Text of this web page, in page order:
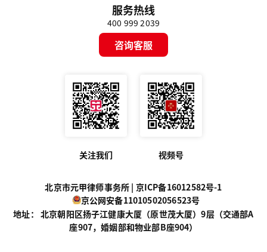
服务热线
400 999 2039
咨询客服
关注我们 视频号
北京市元甲律师事务所 | 京ICP备16012582号-1
京公网安备11010502056523号
地址： 北京朝阳区扬子江健康大厦（原世茂大厦）9层（交通部A
座907，婚姻部和物业部B座904）